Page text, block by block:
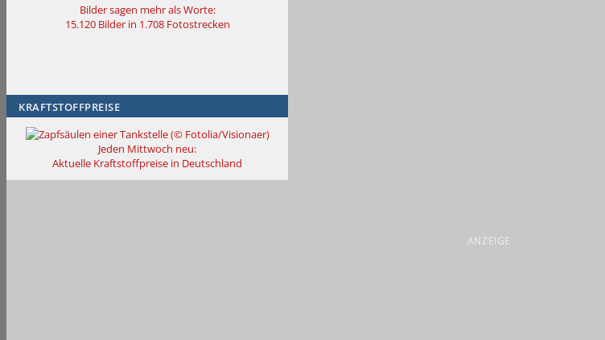
Bilder sagen mehr als Worte:
15.120 Bilder in 1.708 Fotostrecken
KRAFTSTOFFPREISE
Jeden Mittwoch neu:
Aktuelle Kraftstoffpreise in Deutschland
ANZEIGE